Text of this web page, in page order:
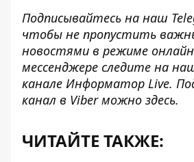
Подписывайтесь на наш
чтобы не пропустить
новостями в режиме
мессенджере следите на
канале Информатор Live.
канал в Viber можно здесь.
ЧИТАЙТЕ ТАКЖЕ: